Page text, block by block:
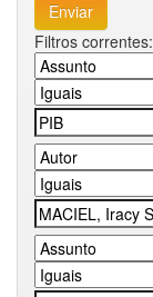
Filtros correntes: